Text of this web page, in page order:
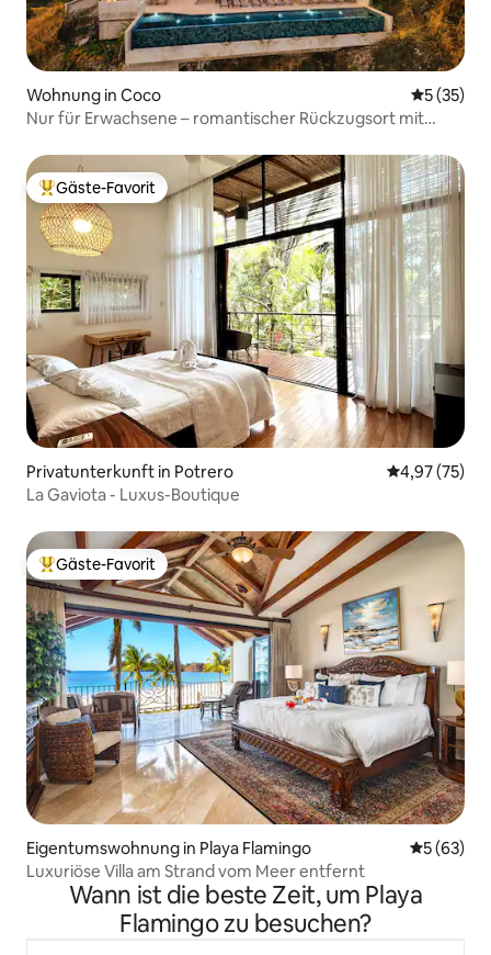
Wohnung in Coco
5 (35)
Nur für Erwachsene – romantischer Rückzugsort mit
Beliebter Gäste-Favorit.
Gäste-Favorit
Privatunterkunft in Potrero
4,97 (75)
La Gaviota - Luxus-Boutique
Beliebter Gäste-Favorit.
Gäste-Favorit
Eigentumswohnung in Playa Flamingo
5 (63)
Luxuriöse Villa am Strand vom Meer entfernt
Wann ist die beste Zeit, um Playa
Flamingo zu besuchen?